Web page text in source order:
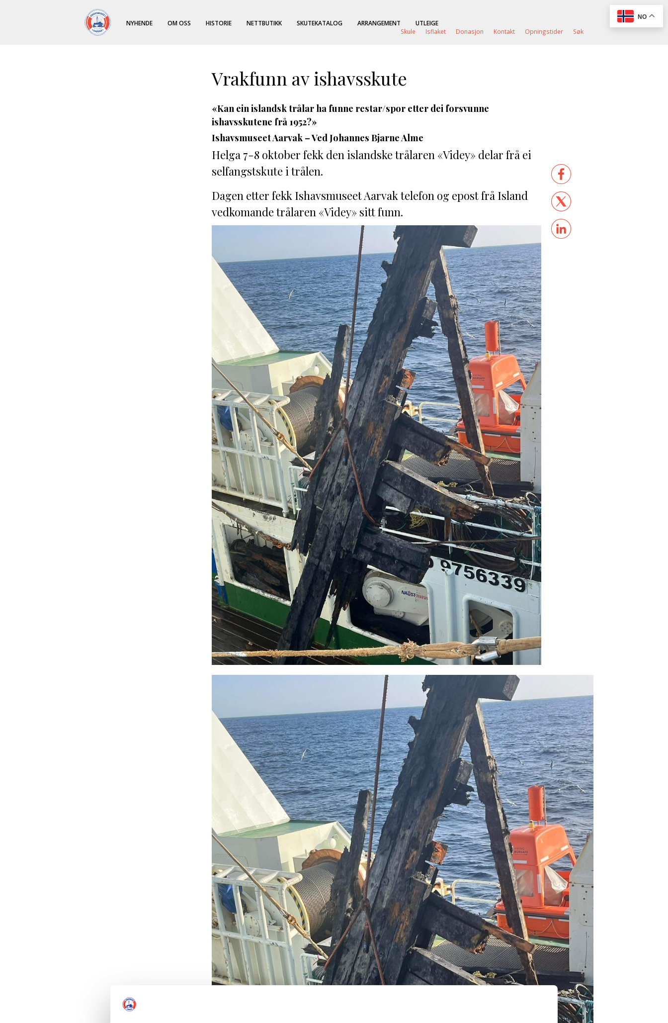
NYHENDE OM OSS HISTORIE NETTBUTIKK SKUTEKATALOG ARRANGEMENT
UTLEIGE
Skule
Isflaket Donasjon Kontakt Opningstider Søk
NO
Vrakfunn av ishavsskute
«Kan ein islandsk trålar ha funne restar/spor etter dei forsvunne
ishavsskutene frå 1952?»
Ishavsmuseet Aarvak – Ved Johannes Bjarne Alme
Helga 7-8 oktober fekk den islandske trålaren «Videy» delar frå ei
selfangstskute i trålen.
Dagen etter fekk Ishavsmuseet Aarvak telefon og epost frå Island
vedkomande trålaren «Videy» sitt funn.